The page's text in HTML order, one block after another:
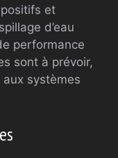
et
d’eau
performance
sont à prévoir,
systèmes